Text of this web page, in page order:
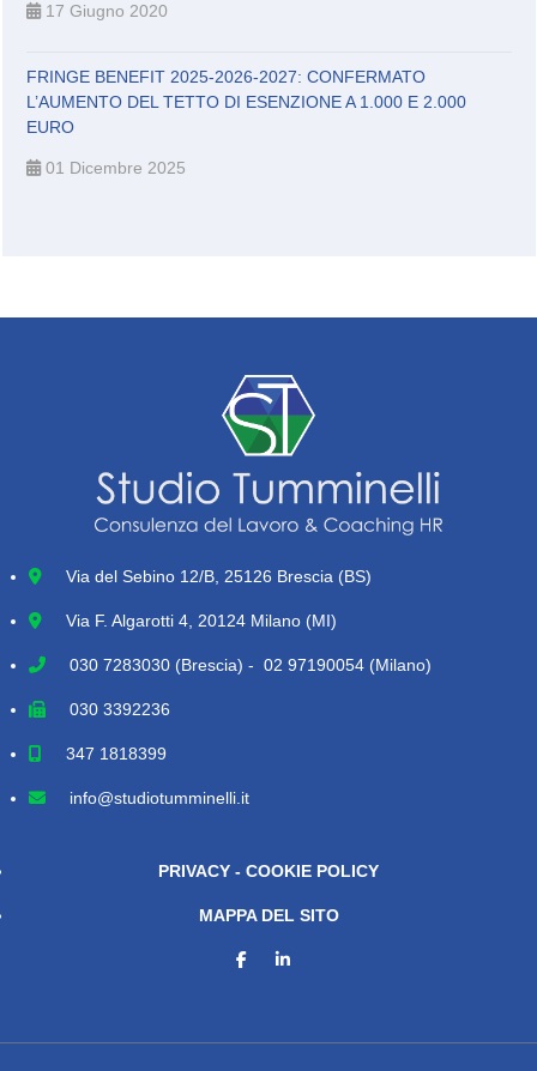
17 Giugno 2020
FRINGE BENEFIT 2025-2026-2027: CONFERMATO
L’AUMENTO DEL TETTO DI ESENZIONE A 1.000 E 2.000
EURO
01 Dicembre 2025
Via del Sebino 12/B, 25126 Brescia (BS)
Via F. Algarotti 4, 20124 Milano (MI)
030 7283030 (Brescia) - 02 97190054 (Milano)
030 3392236
347 1818399
info@studiotumminelli.it
PRIVACY - COOKIE POLICY
MAPPA DEL SITO